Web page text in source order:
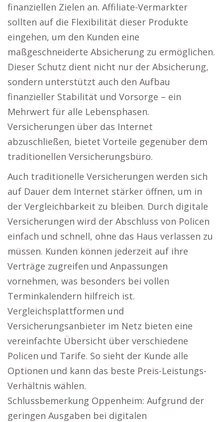
finanziellen Zielen an. Affiliate-Vermarkter
sollten auf die Flexibilität dieser Produkte
eingehen, um den Kunden eine
maßgeschneiderte Absicherung zu ermöglichen.
Dieser Schutz dient nicht nur der Absicherung,
sondern unterstützt auch den Aufbau
finanzieller Stabilität und Vorsorge – ein
Mehrwert für alle Lebensphasen.
Versicherungen über das Internet
abzuschließen, bietet Vorteile gegenüber dem
traditionellen Versicherungsbüro.
Auch traditionelle Versicherungen werden sich
auf Dauer dem Internet stärker öffnen, um in
der Vergleichbarkeit zu bleiben. Durch digitale
Versicherungen wird der Abschluss von Policen
einfach und schnell, ohne das Haus verlassen zu
müssen. Kunden können jederzeit auf ihre
Verträge zugreifen und Anpassungen
vornehmen, was besonders bei vollen
Terminkalendern hilfreich ist.
Vergleichsplattformen und
Versicherungsanbieter im Netz bieten eine
vereinfachte Übersicht über verschiedene
Policen und Tarife. So sieht der Kunde alle
Optionen und kann das beste Preis-Leistungs-
Verhältnis wählen.
Schlussbemerkung Oppenheim: Aufgrund der
geringen Ausgaben bei digitalen